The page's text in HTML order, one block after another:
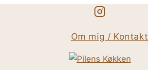
Om mig / Kontakt